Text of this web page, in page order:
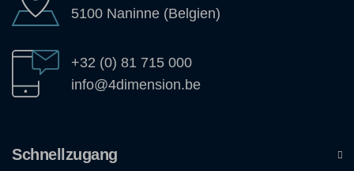
5100 Naninne (Belgien)
+32 (0) 81 715 000
info@4dimension.be
Schnellzugang